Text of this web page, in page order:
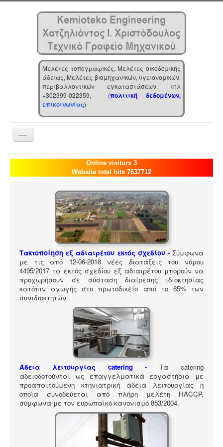
Μελέτες τοπογραφικές, Μελέτες οικοδομικής
άδειας, Μελέτες βιομηχανικών, υγειονομικών,
περιβαλλοντικών εγκαταστάσεων, τηλ
+302399-022359, (πολιτική δεδομένων,
επικοινωνίας)
Toggle
Navigation
Αρχική
Επιχείρηση
Τα νέα μας
ΠΎΛΗ ΕΡΓΑΛΕΊΩΝ
Online visitors 3
Website total hits 7637712
Τακτοποίηση εξ αδιαιρέτου εκτός σχεδίου - Σύμφωνα
με τις από 12-06-2018 νέες διατάξεις του νόμου
4495/2017 τα εκτός σχεδίου εξ αδιαιρέτου μπορούν να
προχωρήσουν σε σύσταση διαίρεσης ιδιοκτησίας
κατόπιν αγωγής στο πρωτοδικείο από το 65% των
συνιδιοκτητών..
Άδεια λειτουργίας catering -
Τα catering
αδειοδοτούνται ως επαγγελματικά εργαστήρια με
προαπαιτούμενη κτηνιατρική άδεια λειτουργίας η
οποία συνοδεύεται από πλήρη μελέτη HACCP,
σύμφωνα με τον ευρωπαϊκό κανονισμό 853/2004.